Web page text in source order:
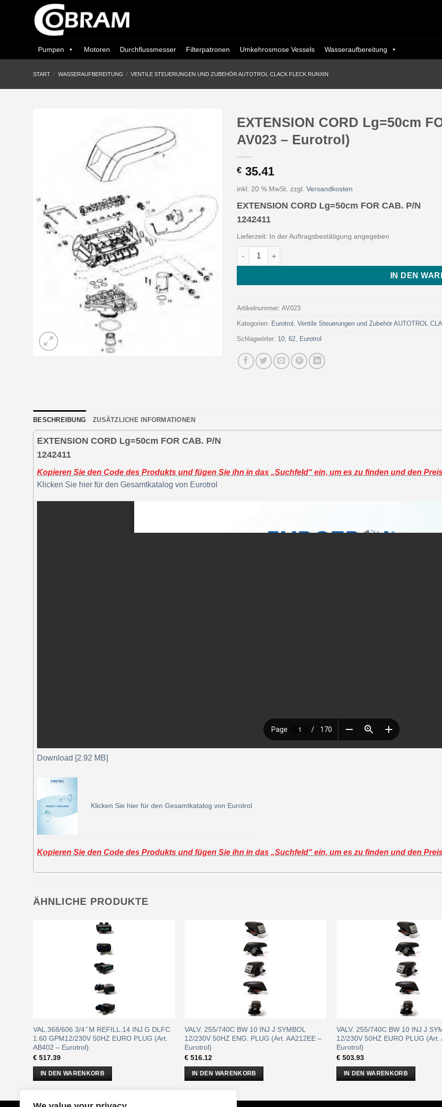
Pumpen Motoren Durchflussmesser Filterpatronen Umkehrosmose Vessels Wasseraufbereitung
START / WASSERAUFBEREITUNG / VENTILE STEUERUNGEN UND ZUBEHÖR AUTOTROL CLACK FLECK RUNXIN
EXTENSION CORD Lg=50cm
AV023 – Eurotrol)
€ 35.41
inkl. 20 % MwSt. zzgl.Versandkosten
EXTENSION CORD Lg=50cm FOR CAB. P/N
1242411
Lieferzeit: In der Auftragsbestätigung angegeben
EXTENSION CORD Lg=50cm FOR CAB. P/N 1242411 (Art.
IN DEN
Artikelnummer:AV023
Kategorien: Eurotrol ,Ventile Steuerungen und Zubehör AUTOTROL
Schlagwörter: 10 ,62 Eurotrol
BESCHREIBUNG ZUSÄTZLICHE INFORMATIONEN
EXTENSION CORD Lg=50cm FOR CAB. P/N
1242411
Kopieren Sie den Code des Produkts und fügen Sie ihn in das „Suchfeld“ ein, um es zu finden und den
Klicken Sie hier für den Gesamtkatalog von Eurotrol
Download [2.92 MB]
Klicken Sie hier für den Gesamtkatalog von Eurotrol
Kopieren Sie den Code des Produkts und fügen Sie ihn in das „Suchfeld“ ein, um es zu finden und den
ÄHNLICHE PRODUKTE
VAL.368/606 3/4 ̋ M REFILL.14 INJ G DLFC
1.60 GPM12/230V 50HZ EURO PLUG (Art.
AB402 – Eurotrol)
€517.39
IN DEN WARENKORB
VALV. 255/740C BW 10 INJ J SYMBOL
12/230V 50HZ ENG. PLUG (Art. AA212EE –
Eurotrol)
€ 516.12
IN DEN WARENKORB
VALV. 255/740C BW 10 INJ J
12/230V 50HZ EURO PLUG (Art.
Eurotrol)
€503.93
IN DEN WARENKORB